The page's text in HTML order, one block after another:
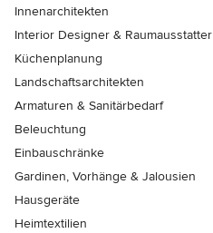
Innenarchitekten
Interior Designer & Raumausstatter
Küchenplanung
Landschaftsarchitekten
Armaturen & Sanitärbedarf
Beleuchtung
Einbauschränke
Gardinen, Vorhänge & Jalousien
Hausgeräte
Heimtextilien